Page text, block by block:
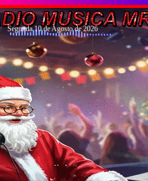
Segunda 10 de Agosto de 2026